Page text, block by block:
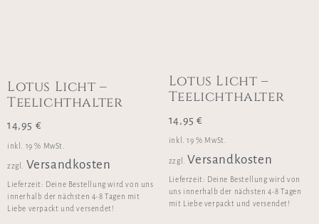
Lotus Licht –
Teelichthalter
14,95 €
inkl. 19 % MwSt.
zzgl. Versandkosten
Lieferzeit: Deine Bestellung wird von uns
innerhalb der nächsten 4-8 Tagen mit
Liebe verpackt und versendet!
Lotus Licht –
Teelichthalter
14,95€
inkl. 19 % MwSt.
zzgl. Versandkosten
Lieferzeit: Deine Bestellung wird von
uns innerhalb der nächsten 4-8 Tagen
mit Liebe verpackt und versendet!